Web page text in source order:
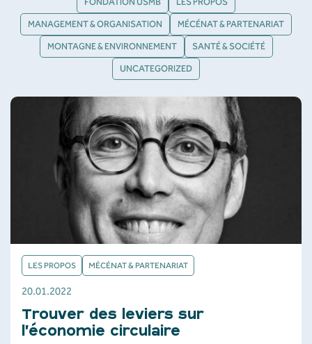
MANAGEMENT & ORGANISATION MÉCÉNAT & PARTENARIAT
MONTAGNE & ENVIRONNEMENT SANTÉ & SOCIÉTÉ
UNCATEGORIZED
LES PROPOS MÉCÉNAT & PARTENARIAT
20.01.2022
Trouver des leviers sur
l’économie circulaire